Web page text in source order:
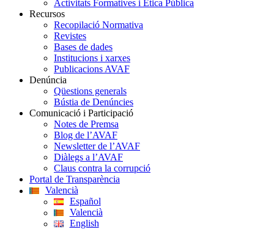
Activitats Formatives i Ètica Pública
Recursos
Recopilació Normativa
Revistes
Bases de dades
Institucions i xarxes
Publicacions AVAF
Denúncia
Qüestions generals
Bústia de Denúncies
Comunicació i Participació
Notes de Premsa
Blog de l’AVAF
Newsletter de l’AVAF
Diàlegs a l’AVAF
Claus contra la corrupció
Portal de Transparència
Valencià
Español
Valencià
English